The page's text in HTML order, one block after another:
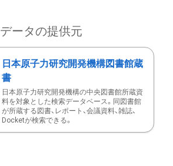
データの提供元
日本原子力研究開発機構図書館蔵
書
日本原子力研究開発機構の中央図書館所蔵資
料を対象とした検索データベース。同図書館
が所蔵する図書、レポート、会議資料、雑誌、
Docketが検索できる。